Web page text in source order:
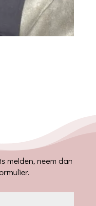
melden, neem dan